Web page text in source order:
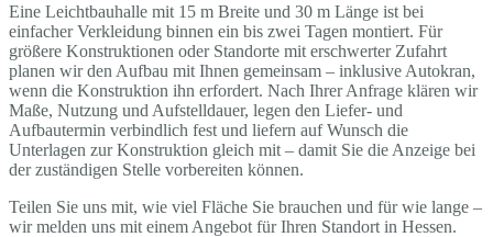
Eine Leichtbauhalle mit 15 m Breite und 30 m Länge ist bei
einfacher Verkleidung binnen ein bis zwei Tagen montiert. Für
größere Konstruktionen oder Standorte mit erschwerter Zufahrt
planen wir den Aufbau mit Ihnen gemeinsam – inklusive Autokran,
wenn die Konstruktion ihn erfordert. Nach Ihrer Anfrage klären wir
Maße, Nutzung und Aufstelldauer, legen den Liefer- und
Aufbautermin verbindlich fest und liefern auf Wunsch die
Unterlagen zur Konstruktion gleich mit – damit Sie die Anzeige bei
der zuständigen Stelle vorbereiten können.
Teilen Sie uns mit, wie viel Fläche Sie brauchen und für wie lange –
wir melden uns mit einem Angebot für Ihren Standort in Hessen.